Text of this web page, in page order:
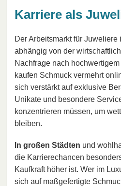
Karriere als
Der Arbeitsmarkt für
abhängig von der
Nachfrage nach
kaufen Schmuck vermehrt
sich verstärkt auf exklusive
Unikate und besondere
konzentrieren müssen, um
bleiben.
In großen Städten und
die Karrierechancen
Kaufkraft höher ist. Wer im
sich auf maßgefertigte